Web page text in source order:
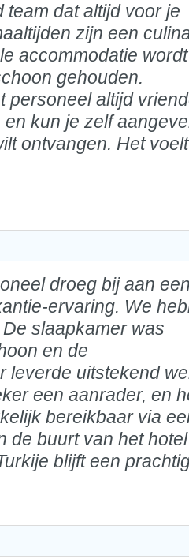
team dat altijd voor je
zijn een
accommodatie wordt
gehouden.
personeel altijd
kun je zelf
ontvangen. Het
droeg bij aan
ervaring. We
slaapkamer was
en de
leverde uitstekend
een aanrader, en
bereikbaar via
de buurt van het
blijft een